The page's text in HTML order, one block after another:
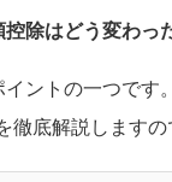
除はどう変わっ
ントの一つです
底解説しますの